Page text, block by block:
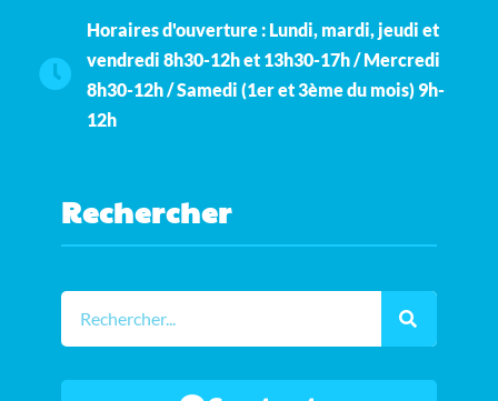
Horaires d'ouverture : Lundi, mardi, jeudi et
vendredi 8h30-12h et 13h30-17h / Mercredi
8h30-12h / Samedi (1er et 3ème du mois) 9h-
12h
Rechercher